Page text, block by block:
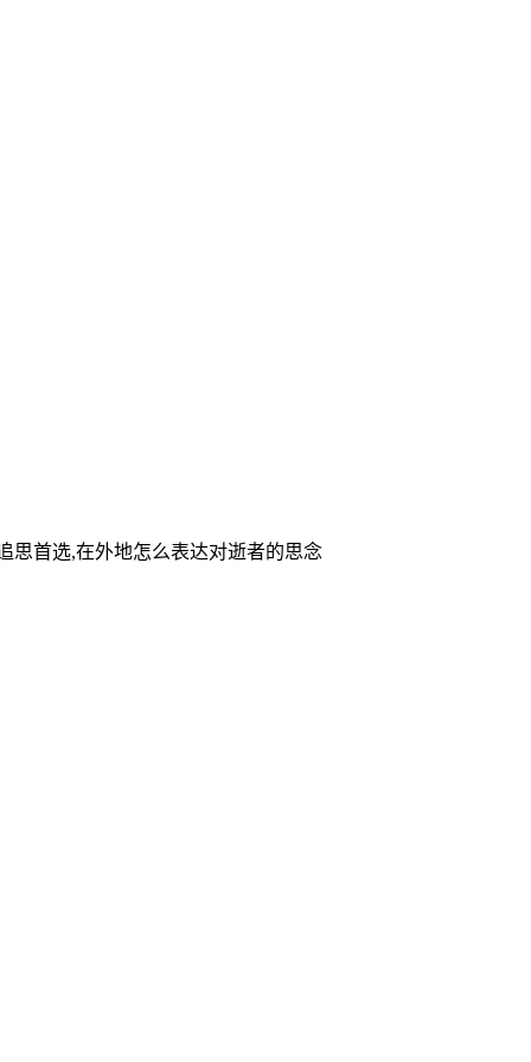
思首选,在外地怎么表达对逝者的思念